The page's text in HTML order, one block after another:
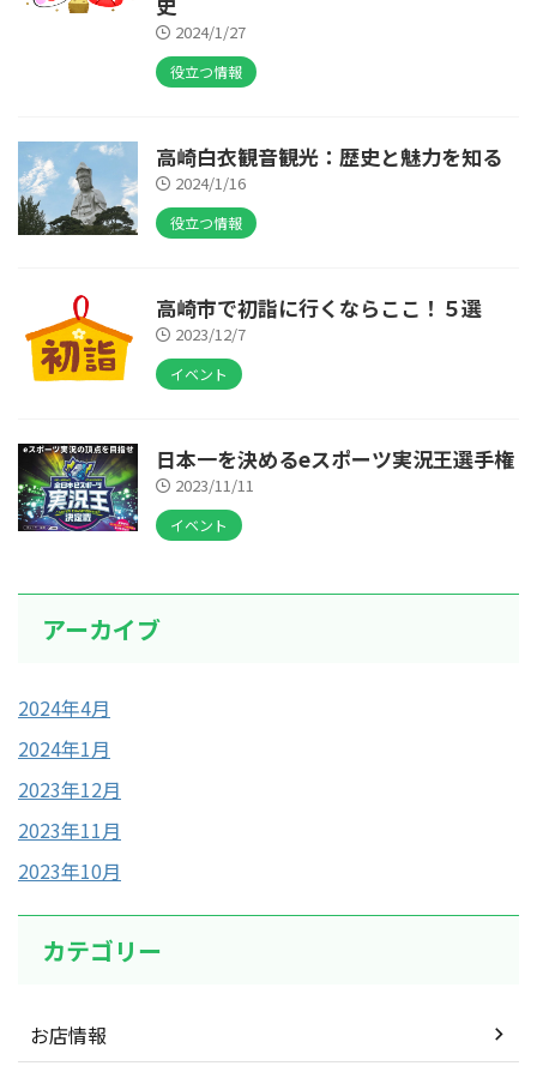
2024/1/27
役立つ情報
高崎白衣観音観光：歴史と魅力を知る
2024/1/16
役立つ情報
高崎市で初詣に行くならここ！５選
2023/12/7
イベント
日本一を決めるeスポーツ実況王選手権
2023/11/11
イベント
アーカイブ
2024年4月
2024年1月
2023年12月
2023年11月
2023年10月
カテゴリー
お店情報